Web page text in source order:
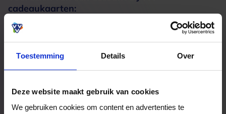
Toestemming Details Over
Deze website maakt gebruik van cookies
We gebruiken cookies om content en advertenties te
cadeaukaarten:
Meerdere adressen registreren
Een bestelling volgen
Nog veel meer...